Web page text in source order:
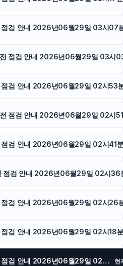
신용카드현금화
인스타그램 좋아요
이혼소송
점검 안내 2026년06월29일 03시07
점검 안내 2026년06월29일 03시
점검 안내 2026년06월29일 02시53
점검 안내 2026년06월29일 02시
점검 안내 2026년06월29일 02시41
점검 안내 2026년06월29일 02시36
점검 안내 2026년06월29일 02시26
점검 안내 2026년06월29일 02시18
종로하수구막힘 이용 전 점검 안내 2026년06월29일 02시04분 현